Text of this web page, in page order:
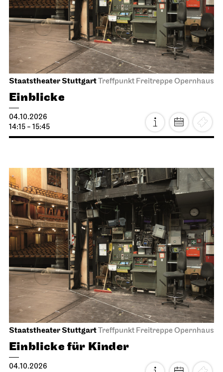
Staatstheater StuttgartTreffpunkt Freitreppe Opernhaus
Einblicke
04.10.2026
14:15 - 15:45
Staatstheater StuttgartTreffpunkt Freitreppe Opernhaus
Einblicke für Kinder
04.10.2026